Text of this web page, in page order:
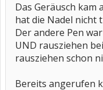
Das Geräusch kam
hat die Nadel nicht
Der andere Pen
UND rausziehen
rausziehen schon
Bereits angerufen